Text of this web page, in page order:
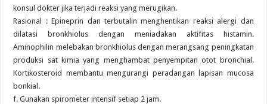
konsul dokter jika terjadi reaksi yang merugikan.
Rasional : Epineprin dan terbutalin menghentikan reaksi alergi dan
dilatasi bronkhiolus dengan meniadakan aktifitas histamin.
Aminophilin melebakan bronkhiolus dengan merangsang peningkatan
produksi sat kimia yang menghambat penyempitan otot bronchial.
Kortikosteroid membantu mengurangi peradangan lapisan mucosa
bonkial.
f. Gunakan spirometer intensif setiap 2 jam.